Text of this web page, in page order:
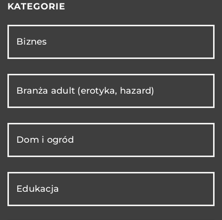
KATEGORIE
Biznes
Branża adult (erotyka, hazard)
Dom i ogród
Edukacja